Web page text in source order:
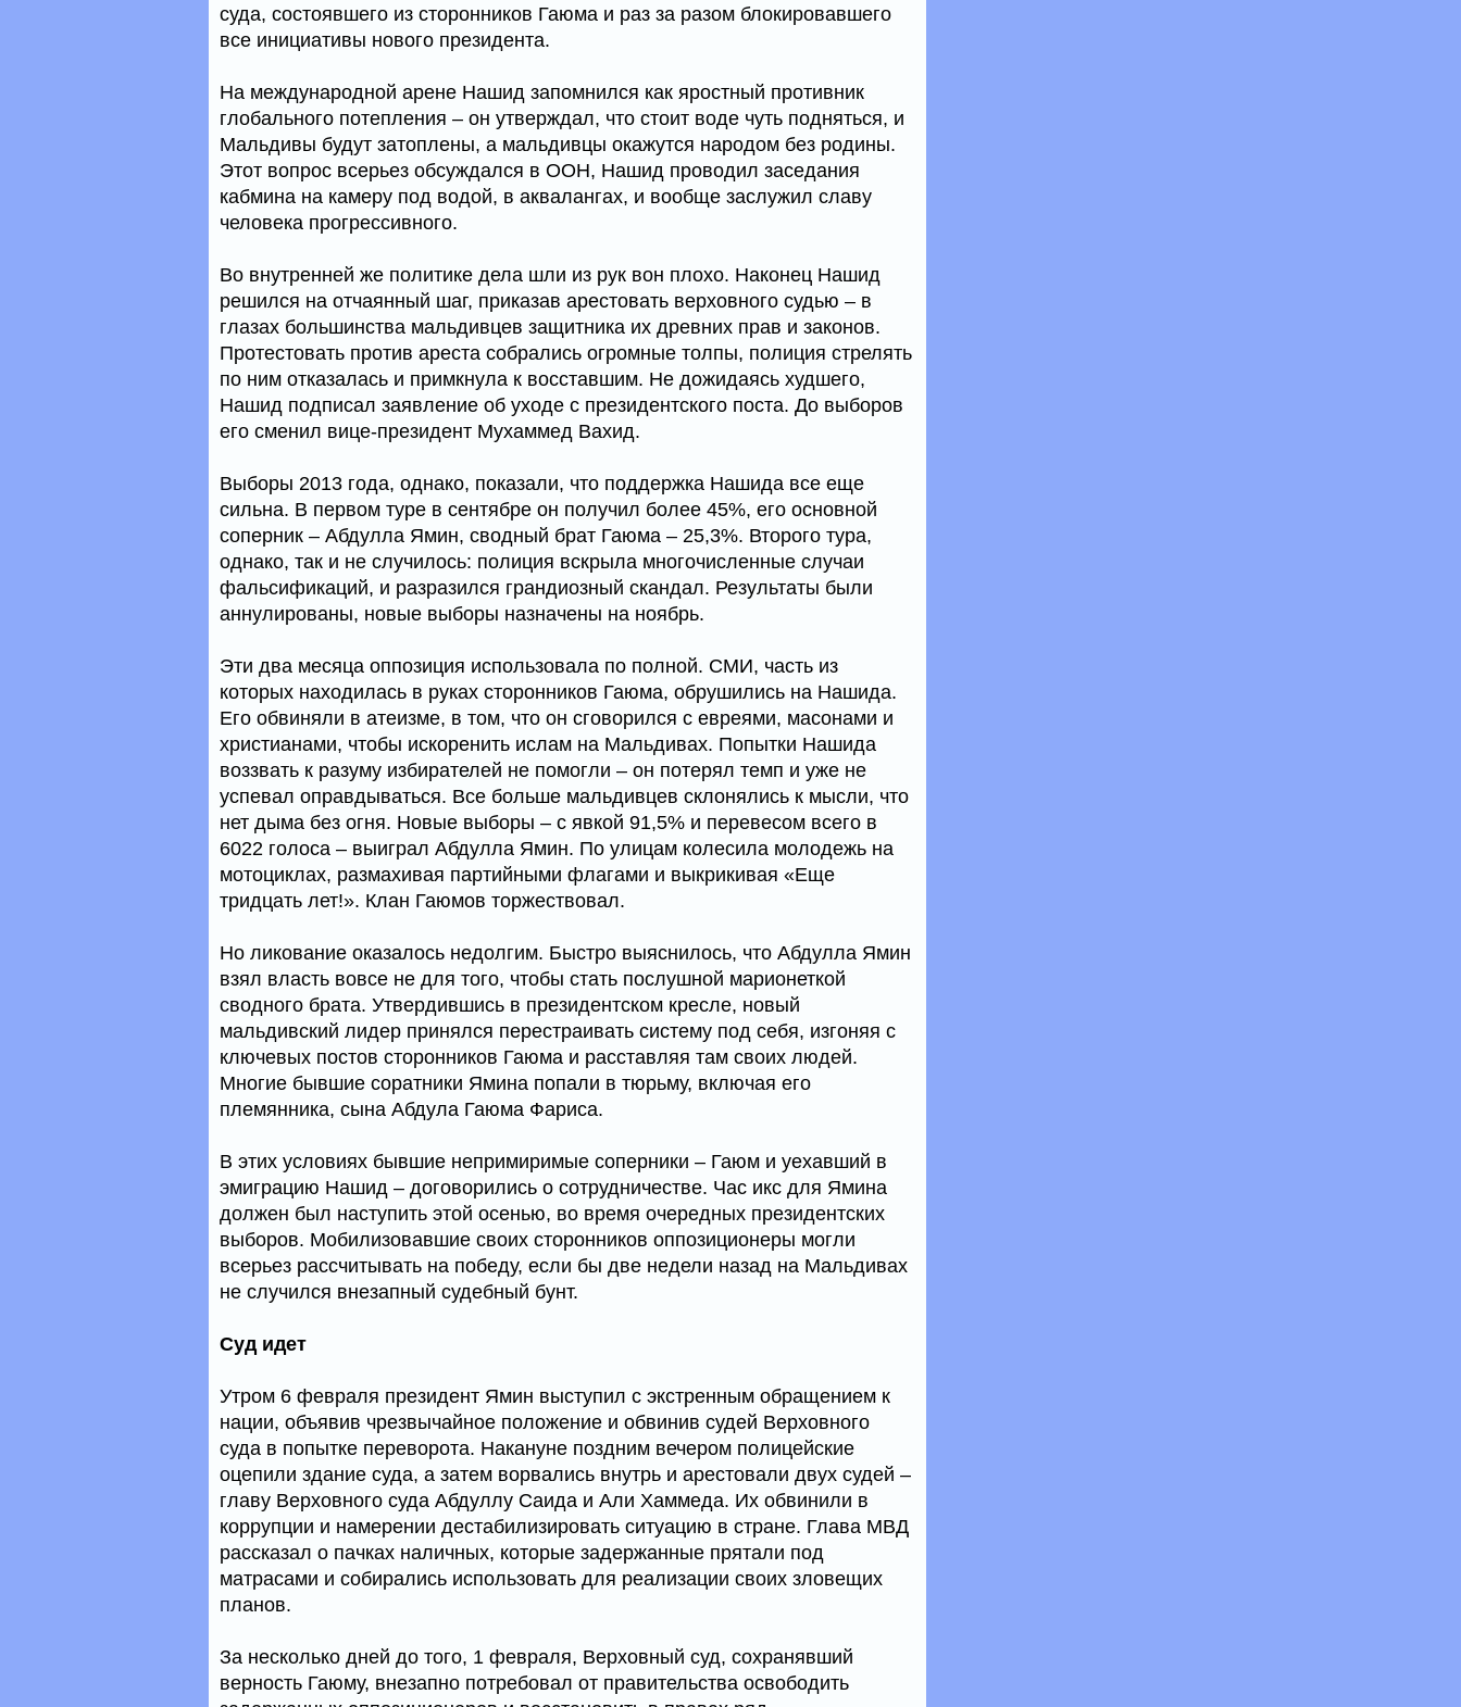
суда, состоявшего из сторонников Гаюма и раз за разом блокировавшего
все инициативы нового президента.
На международной арене Нашид запомнился как яростный противник
глобального потепления – он утверждал, что стоит воде чуть подняться, и
Мальдивы будут затоплены, а мальдивцы окажутся народом без родины.
Этот вопрос всерьез обсуждался в ООН, Нашид проводил заседания
кабмина на камеру под водой, в аквалангах, и вообще заслужил славу
человека прогрессивного.
Во внутренней же политике дела шли из рук вон плохо. Наконец Нашид
решился на отчаянный шаг, приказав арестовать верховного судью – в
глазах большинства мальдивцев защитника их древних прав и законов.
Протестовать против ареста собрались огромные толпы, полиция стрелять
по ним отказалась и примкнула к восставшим. Не дожидаясь худшего,
Нашид подписал заявление об уходе с президентского поста. До выборов
его сменил вице-президент Мухаммед Вахид.
Выборы 2013 года, однако, показали, что поддержка Нашида все еще
сильна. В первом туре в сентябре он получил более 45%, его основной
соперник – Абдулла Ямин, сводный брат Гаюма – 25,3%. Второго тура,
однако, так и не случилось: полиция вскрыла многочисленные случаи
фальсификаций, и разразился грандиозный скандал. Результаты были
аннулированы, новые выборы назначены на ноябрь.
Эти два месяца оппозиция использовала по полной. СМИ, часть из
которых находилась в руках сторонников Гаюма, обрушились на Нашида.
Его обвиняли в атеизме, в том, что он сговорился с евреями, масонами и
христианами, чтобы искоренить ислам на Мальдивах. Попытки Нашида
воззвать к разуму избирателей не помогли – он потерял темп и уже не
успевал оправдываться. Все больше мальдивцев склонялись к мысли, что
нет дыма без огня. Новые выборы – с явкой 91,5% и перевесом всего в
6022 голоса – выиграл Абдулла Ямин. По улицам колесила молодежь на
мотоциклах, размахивая партийными флагами и выкрикивая «Еще
тридцать лет!». Клан Гаюмов торжествовал.
Но ликование оказалось недолгим. Быстро выяснилось, что Абдулла Ямин
взял власть вовсе не для того, чтобы стать послушной марионеткой
сводного брата. Утвердившись в президентском кресле, новый
мальдивский лидер принялся перестраивать систему под себя, изгоняя с
ключевых постов сторонников Гаюма и расставляя там своих людей.
Многие бывшие соратники Ямина попали в тюрьму, включая его
племянника, сына Абдула Гаюма Фариса.
В этих условиях бывшие непримиримые соперники – Гаюм и уехавший в
эмиграцию Нашид – договорились о сотрудничестве. Час икс для Ямина
должен был наступить этой осенью, во время очередных президентских
выборов. Мобилизовавшие своих сторонников оппозиционеры могли
всерьез рассчитывать на победу, если бы две недели назад на Мальдивах
не случился внезапный судебный бунт.
Суд идет
Утром 6 февраля президент Ямин выступил с экстренным обращением к
нации, объявив чрезвычайное положение и обвинив судей Верховного
суда в попытке переворота. Накануне поздним вечером полицейские
оцепили здание суда, а затем ворвались внутрь и арестовали двух судей –
главу Верховного суда Абдуллу Саида и Али Хаммеда. Их обвинили в
коррупции и намерении дестабилизировать ситуацию в стране. Глава МВД
рассказал о пачках наличных, которые задержанные прятали под
матрасами и собирались использовать для реализации своих зловещих
планов.
За несколько дней до того, 1 февраля, Верховный суд, сохранявший
верность Гаюму, внезапно потребовал от правительства освободить